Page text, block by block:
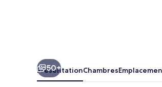
50+
PrésentationChambres